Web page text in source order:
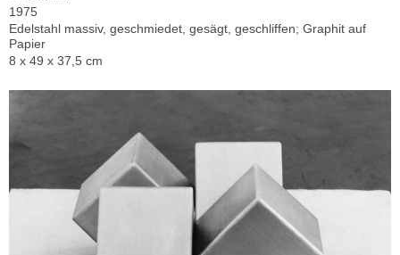
1975
Edelstahl massiv, geschmiedet, gesägt, geschliffen; Graphit auf
Papier
8 x 49 x 37,5 cm